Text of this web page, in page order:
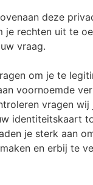
deze
je rechten uit te
vraag.
om je te
voornoemde
vragen wij
identiteitskaart
je sterk aan
en erbij te